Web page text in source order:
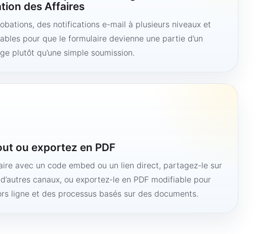
des Affaires
des notifications e-mail à plusieurs niveaux et
pour que le formulaire devienne une partie d’un
plutôt qu’une simple soumission.
ou exportez en PDF
avec un code embed ou un lien direct, partagez-le sur
canaux, ou exportez-le en PDF modifiable pour
ligne et des processus basés sur des documents.